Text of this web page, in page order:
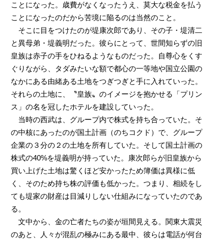
ことになった。歳費がなくなったうえ、莫大な税金を払う
ことになったのだから苦境に陥るのは当然のこと。
そこに目をつけたのが堤康次郎であり、その子・堤清二
と異母弟・堤義明だった。彼らにとって、世間知らずの旧
皇族は赤子の手をひねるようなものだった。自尊心をくす
ぐりながら、タダみたいな額で都心の一等地や国立公園の
なかにある由緒ある土地をつぎつぎと手に入れていった。
それらの土地に、〝皇族〟のイメージを抱かせる「プリン
ス」の名を冠したホテルを建設していった。
当時の西武は、グループ内で株式を持ち合っていた。そ
の中核にあったのが国土計画（のちコクド）で、グループ
企業の３分の２の土地を所有していた。そして国土計画の
株式の40%を堤義明が持っていた。康次郎らが旧皇族から
買い上げた土地は驚くほど安かったため簿価は異様に低
く、そのため持ち株の評価も低かった。つまり、相続をし
ても堤家の財産は目減りしない仕組みになっていたのであ
る。
文中から、金の亡者たちの姿が垣間見える。関東大震災
のあと、人々が混乱の極みにある最中、彼らは電話が何台